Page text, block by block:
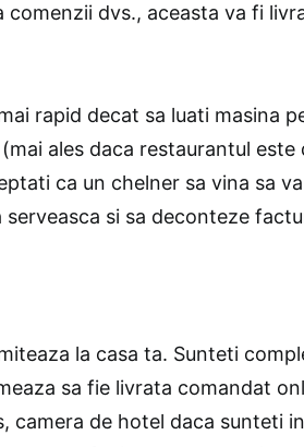
comenzii dvs., aceasta va fi
rapid decat sa luati masina
ales daca restaurantul este
ca un chelner sa vina sa
serveasca si sa deconteze
la casa ta. Sunteti
sa fie livrata comandat
camera de hotel daca sunteti